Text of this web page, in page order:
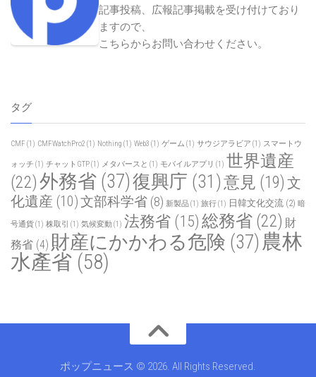
記事投稿、広報記事掲載を受け付けており
ますので、
こちらからお問い合わせください。
タグ
CMF (1) CMFWatchPro2 (1) Nothing (1) Web3 (1) ゲーム (1) サウジアラビア (1) スマートウ
ォッチ (1) チャットGTP(1) メタバースと (1) モバイルアプリ (1) 世界遺産
(22)外務省 (37)復興庁 (31)意見 (19) 文
化遺産 (10)文部科学省 (8) 新製品(1) 旅行(1) 日韓文化交流 (2) 暗
号通貨(1) 株取引 (1) 気候変動(1) 法務省 (15) 総務省 (22) 財
務省 (4) 財産にかかわる危険 (37) 農林
水產省 (58)
ポップニュース © 2026. All Rights Reserved.